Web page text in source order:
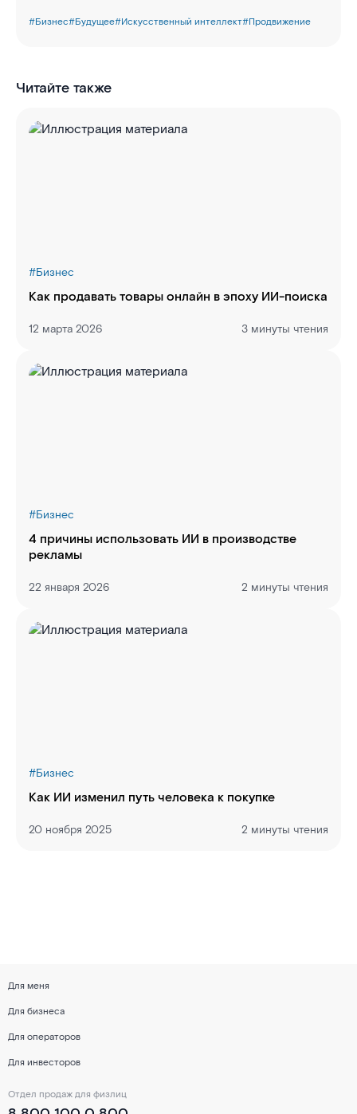
#Бизнес#Будущее#Искусственный интеллект#Продвижение
Читайте также
#Бизнес
Как продавать товары онлайн в эпоху ИИ-поиска
12 марта 2026 3 минуты чтения
#Бизнес
4 причины использовать ИИ в производстве
рекламы
22 января 2026 2 минуты чтения
#Бизнес
Как ИИ изменил путь человека к покупке
20 ноября 2025 2 минуты чтения
Для меня
Для бизнеса
Для операторов
Для инвесторов
Отдел продаж для физлиц